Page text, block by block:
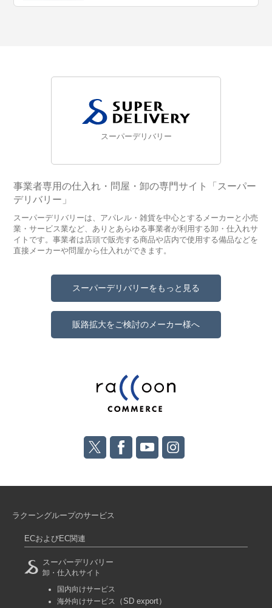
スーパーデリバリー
事業者専用の仕入れ・問屋・卸の専門サイト「スーパー
デリバリー」
スーパーデリバリーは、アパレル・雑貨を中心とするメーカーと小売
業・サービス業など、ありとあらゆる事業者が利用する卸・仕入れサ
イトです。事業者は店頭で販売する商品や店内で使用する備品などを
直接メーカーや問屋から仕入れができます。
スーパーデリバリーをもっと見る
販路拡大をご検討のメーカー様へ
ラクーングループのサービス
ECおよびEC関連
スーパーデリバリー
卸・仕入れサイト
国内向けサービス
海外向けサービス
（SD export）